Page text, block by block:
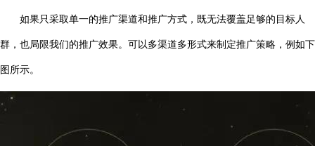
如果只采取单一的推广渠道和推广方式，既无法覆盖足够的目标人
群，也局限我们的推广效果。可以多渠道多形式来制定推广策略，例如下
图所示。